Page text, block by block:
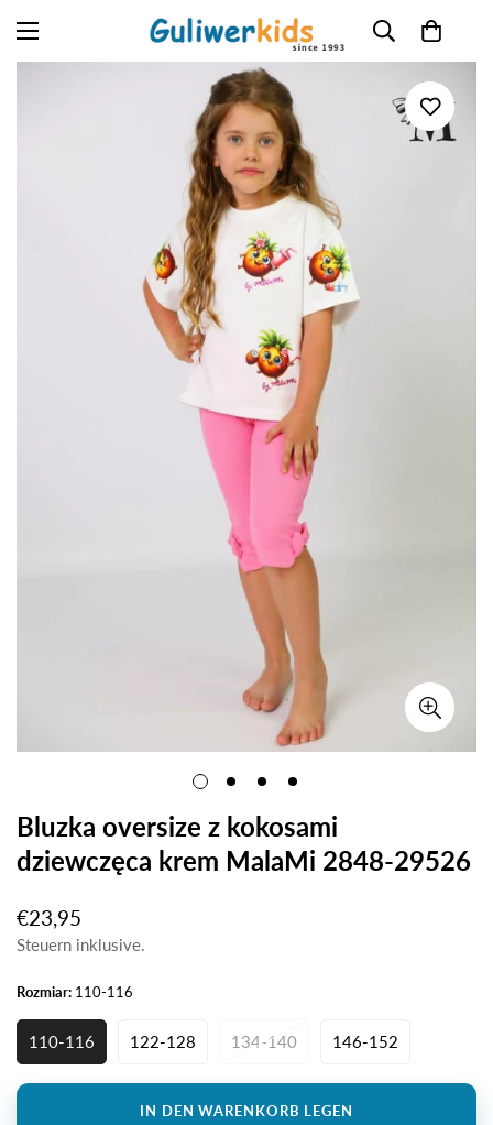
Bluzka oversize z kokosami
dziewczęca krem MalaMi 2848-29526
Regulärer
Preis
€23,95
Steuern inklusive.
Rozmiar: 110-116
110-116 122-128 134-140 146-152
IN DEN WARENKORB LEGEN